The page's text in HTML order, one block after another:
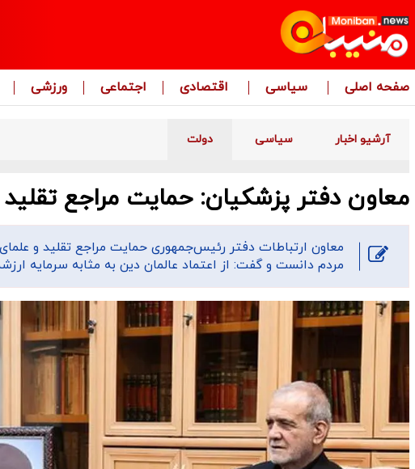
صفحه اصلی سیاسی اقتصادی اجتماعی ورزشی
آرشیو اخبار سیاسی دولت
معاون دفتر پزشکیان: حمایت مراجع
معاون ارتباطات دفتر رئیس‌جمهوری حمایت مراجع تقلید و
مردم دانست و گفت: از اعتماد عالمان دین به مثابه سرمایه